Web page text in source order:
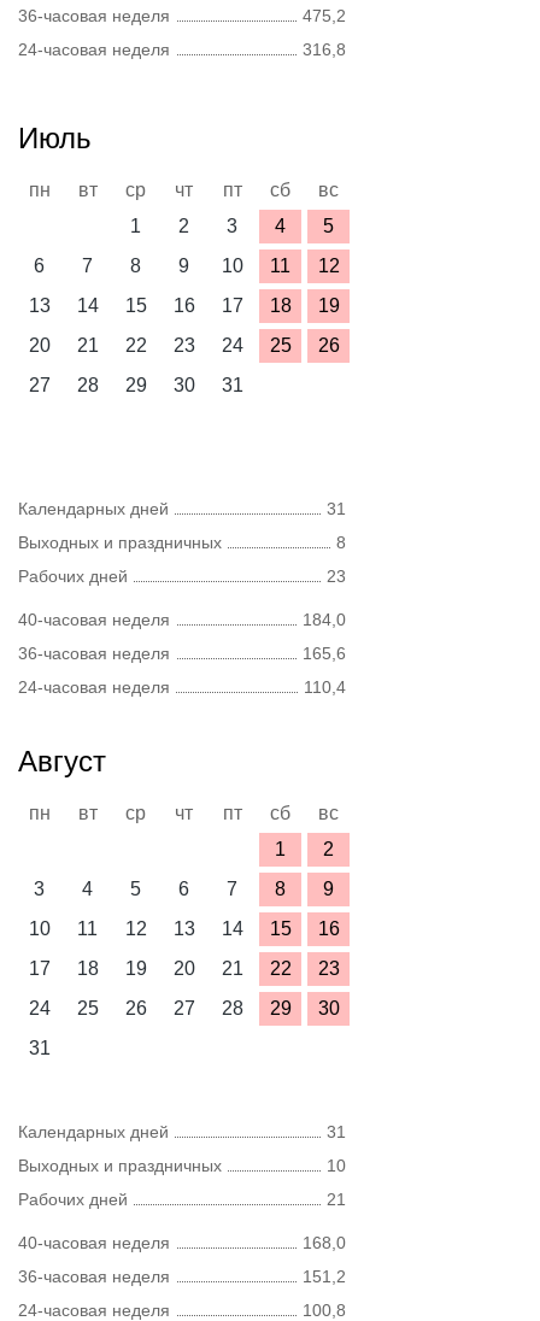
36-часовая неделя
475,2
24-часовая неделя
316,8
Июль
пн вт ср чт пт сб
вс
1
2 3 4
5
6
7 8 9 10 11
12
13
14 15 16 17 18
19
20
21 22 23 24 25
26
27
28 29 30 31
Календарных дней
31
Выходных и праздничных
8
Рабочих дней
23
40-часовая неделя
184,0
36-часовая неделя
165,6
24-часовая неделя
110,4
Август
пн вт ср чт пт сб
вс
1
2
3
4 5 6 7 8
9
10
11 12 13 14 15
16
17
18 19 20 21 22
23
24
25 26 27 28 29
30
31
Календарных дней
31
Выходных и праздничных
10
Рабочих дней
21
40-часовая неделя
168,0
36-часовая неделя
151,2
24-часовая неделя
100,8